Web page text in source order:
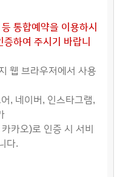
통합예약을 이용하시
하여 주시기 바랍니
웹 브라우저에서 사용
, 네이버, 인스타그램,
카오)로 인증 시 서비
다.